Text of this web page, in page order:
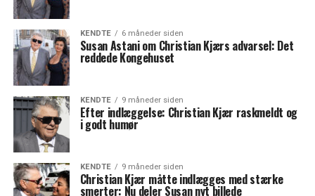
KENDTE 6 måneder siden
Susan Astani om Christian Kjærs advarsel: Det
reddede Kongehuset
KENDTE 9 måneder siden
Efter indlæggelse: Christian Kjær raskmeldt og
i godt humør
KENDTE 9 måneder siden
Christian Kjær måtte indlægges med stærke
smerter: Nu deler Susan nyt billede